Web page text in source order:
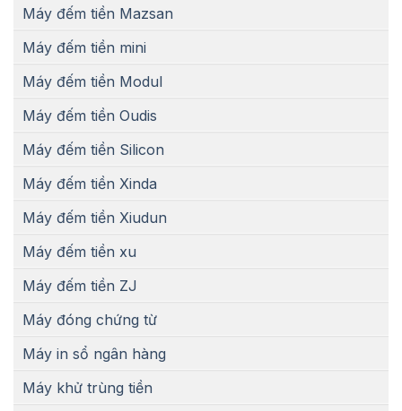
Máy đếm tiền Mazsan
Máy đếm tiền mini
Máy đếm tiền Modul
Máy đếm tiền Oudis
Máy đếm tiền Silicon
Máy đếm tiền Xinda
Máy đếm tiền Xiudun
Máy đếm tiền xu
Máy đếm tiền ZJ
Máy đóng chứng từ
Máy in sổ ngân hàng
Máy khử trùng tiền